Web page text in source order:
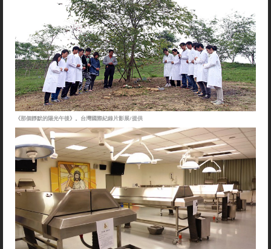
《那個靜默的陽光午後》。台灣國際紀錄片影展/提供